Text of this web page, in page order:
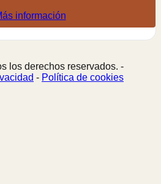
información
los derechos reservados. -
- Política de cookies